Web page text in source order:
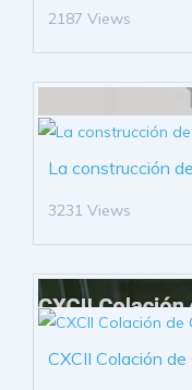
2187 Views
La construcción
3231 Views
CXCII Colación